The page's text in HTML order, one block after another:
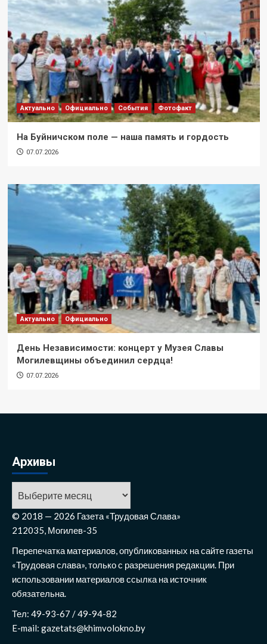
Актуально Официально События Фотофакт
На Буйничском поле — наша память и гордость
07.07.2026
Актуально Официально
День Независимости: концерт у Музея Славы
Могилевщины объединил сердца!
07.07.2026
Архивы
© 2018 — 2026 Газета «Трудовая Слава»
212035, Могилев-35
Перепечатка материалов, опубликованных на сайте газеты
«Трудовая слава», только с разрешения редакции. При
использовании материалов ссылка на источник
обязательна.
Тел: 49-93-67 / 49-94-82
E-mail: gazetats@khimvolokno.by